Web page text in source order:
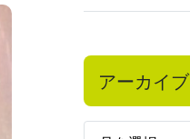
アーカイブ